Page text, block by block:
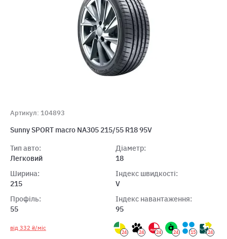
Артикул: 104893
Sunny SPORT macro NA305 215/55 R18 95V
Тип авто:
Легковий
Ширина:
215
Профіль:
55
Діаметр:
18
Індекс швидкості:
V
Індекс навантаження:
95
від 332 ₴/міс
24 24 24 24 15 24